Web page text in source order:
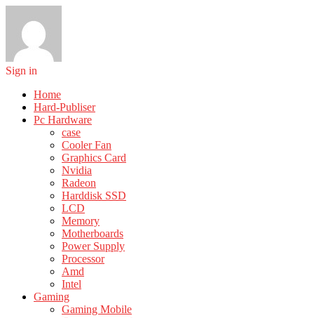
Sign in
Home
Hard-Publiser
Pc Hardware
case
Cooler Fan
Graphics Card
Nvidia
Radeon
Harddisk SSD
LCD
Memory
Motherboards
Power Supply
Processor
Amd
Intel
Gaming
Gaming Mobile